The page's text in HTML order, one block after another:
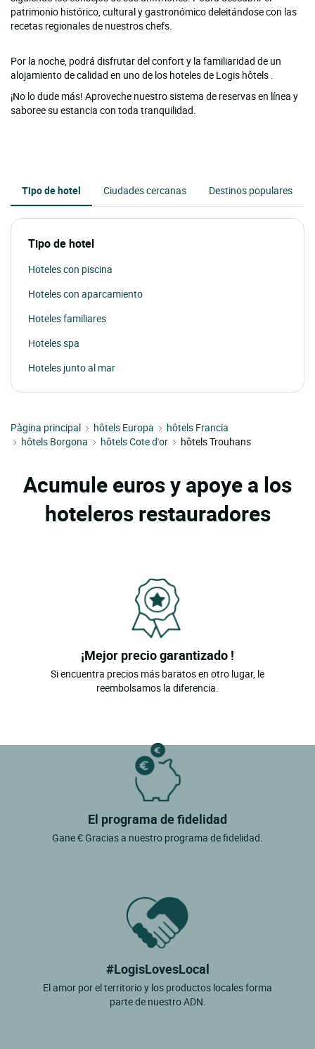
patrimonio histórico, cultural y gastronómico deleitándose con las
recetas regionales de nuestros chefs.
Por la noche, podrá disfrutar del confort y la familiaridad de un
alojamiento de calidad en uno de los hoteles de Logis hôtels .
¡No lo dude más! Aproveche nuestro sistema de reservas en línea y
saboree su estancia con toda tranquilidad.
Tipo de hotel Ciudades cercanas Destinos populares
Tipo de hotel
Hoteles con piscina
Hoteles con aparcamiento
Hoteles familiares
Hoteles spa
Hoteles junto al mar
Pàgina principal hôtels Europa
hôtels Francia
hôtels Borgona
hôtels Cote d'or hôtels Trouhans
Acumule euros y apoye a los
hoteleros restauradores
¡Mejor precio garantizado !
Si encuentra precios más baratos en otro lugar, le
reembolsamos la diferencia.
El programa de fidelidad
Gane € Gracias a nuestro programa de fidelidad.
#LogisLovesLocal
El amor por el territorio y los productos locales forma
parte de nuestro ADN.